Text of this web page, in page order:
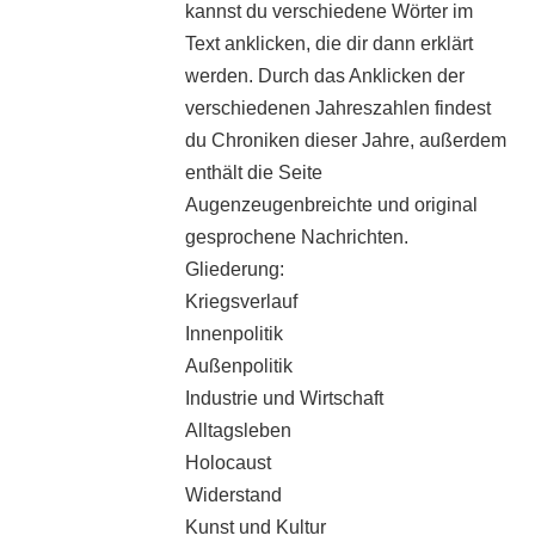
kannst du verschiedene Wörter im
Text anklicken, die dir dann erklärt
werden. Durch das Anklicken der
verschiedenen Jahreszahlen findest
du Chroniken dieser Jahre, außerdem
enthält die Seite
Augenzeugenbreichte und original
gesprochene Nachrichten.
Gliederung:
Kriegsverlauf
Innenpolitik
Außenpolitik
Industrie und Wirtschaft
Alltagsleben
Holocaust
Widerstand
Kunst und Kultur